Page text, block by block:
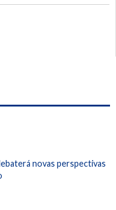
novas perspectivas